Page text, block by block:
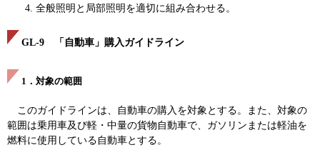
全般照明と局部照明を適切に組み合わせる。
GL-9 「自動車」購入ガイドライン
1．対象の範囲
このガイドラインは、自動車の購入を対象とする。また、対象の
範囲は乗用車及び軽・中量の貨物自動車で、ガソリンまたは軽油を
燃料に使用している自動車とする。